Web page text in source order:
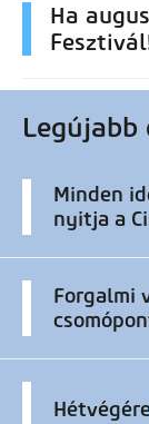
Ha
Legújabb
Minden
nyitja a
Forgalmi